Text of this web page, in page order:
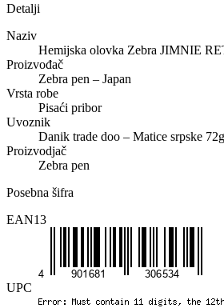
Detalji
Naziv
Hemijska olovka Zebra JIMNIE
Proizvođač
Zebra pen – Japan
Vrsta robe
Pisaći pribor
Uvoznik
Danik trade doo – Matice srpske
Proizvodjač
Zebra pen
Posebna šifra
EAN13
UPC